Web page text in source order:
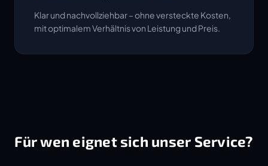
Klar und nachvollziehbar – ohne versteckte Kosten,
mit optimalem Verhältnis von Leistung und Preis.
Für wen eignet sich unser Service?